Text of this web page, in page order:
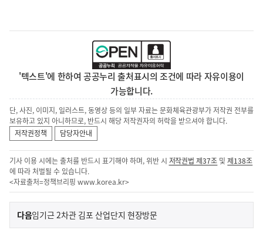
'텍스트'에 한하여 공공누리 출처표시의 조건에 따라 자유이용이
가능합니다.
단, 사진, 이미지, 일러스트, 동영상 등의 일부 자료는 문화체육관광부가 저작권 전부를
보유하고 있지 아니하므로, 반드시 해당 저작권자의 허락을 받으셔야 합니다.
저작권정책
담당자안내
기사 이용 시에는 출처를 반드시 표기해야 하며, 위반 시 저작권법 제37조 및제138조
에 따라 처벌될 수 있습니다.
<자료출처=정책브리핑 www.korea.kr>
이
전
다음기
임기근 2차관 김포 산업단지 현장방문